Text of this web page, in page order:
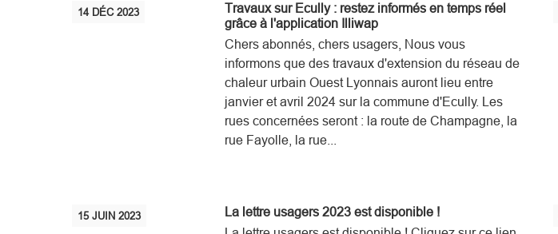
14 DÉC2023
Travaux sur Ecully : restez informés en temps réel
grâce à l'application Illiwap
Chers abonnés, chers usagers, Nous vous
informons que des travaux d'extension du réseau de
chaleur urbain Ouest Lyonnais auront lieu entre
janvier et avril 2024 sur la commune d'Ecully. Les
rues concernées seront : la route de Champagne, la
rue Fayolle, la rue...
15JUIN 2023
La lettre usagers 2023 est disponible !